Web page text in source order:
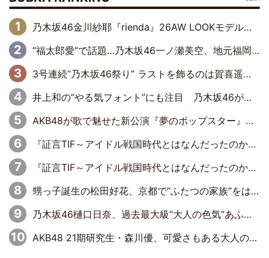
乃木坂46金川紗耶『rienda』26AW LOOKモデルに就任
“福太郎愛”で話題…乃木坂46一ノ瀬美空、地元福岡『めんべい25周年トップサポーター』に就任
3号連続“乃木坂46祭り” ラストを飾るのは賀喜遥香…5年ぶりの登場に「5年分大人になった私を見ていただけたら」
井上和の“やる気フォント”にも注目 乃木坂46が挑んだ書道パフォーマンスの舞台裏
AKB48が歌で魅せた新公演『夢のポップスター』 初日から全身全霊のステージ
『証言TIF～アイドル戦国時代とはなんだったのか～』第6回：でんぱ組.inc・古川未鈴×相沢梨紗「『ハロプロやりたかったな』って言ったら、夢眠ねむさんに『てめえはでんぱ組．incなんだよ！』って肩パンされて(笑)」
『証言TIF～アイドル戦国時代とはなんだったのか～』第11回：私立恵比寿中学・真山りか×安本彩花「TIFで10年ぶりのキョンシーメイクをしたら、場を完全に引かせてしまって。時代が変わったんだなって」
甥っ子誕生の松田好花、京都で“ふたつの家族”をはしご！ “母”黒谷友香に見送られ、“父”松岡昌宏とはハシゴ酒
乃木坂46樋口日奈、過去最大級“大人の色気”あふれる入浴姿披露
AKB48 21期研究生・森川優、可愛さもある大人の女性に